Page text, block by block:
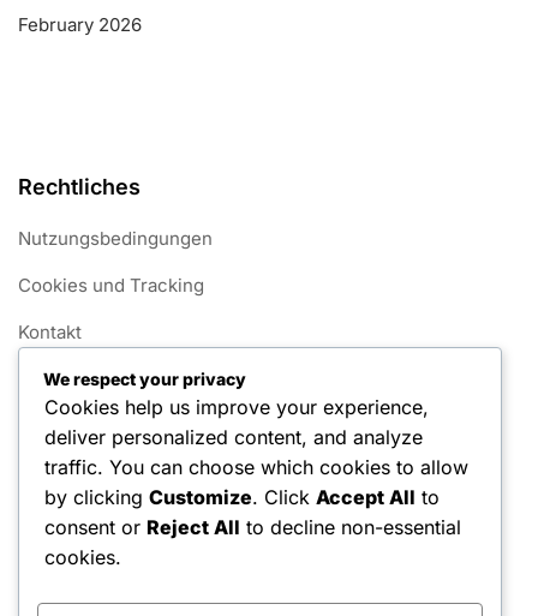
February 2026
Rechtliches
Nutzungsbedingungen
Cookies und Tracking
Kontakt
Datenschutzrichtlinie
Unsere Geschichte
Kategorien
Wingspan Erweiterungsintegration
We respect your privacy
Cookies help us improve your experience,
deliver personalized content, and analyze
traffic. You can choose which cookies to allow
by clicking Customize. Click Accept All to
consent or Reject All to decline non-essential
cookies.